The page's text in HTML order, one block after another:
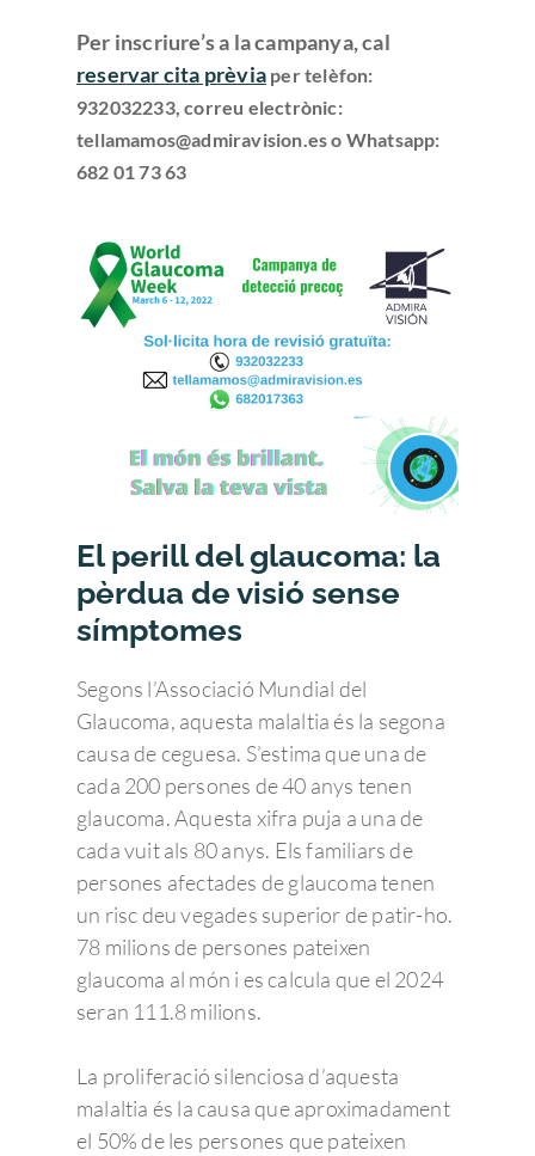
Per inscriure’s a la campanya, cal
reservar cita prèvia per telèfon:
932032233, correu electrònic:
tellamamos@admiravision.es o Whatsapp:
682 01 73 63
El perill del glaucoma: la
pèrdua de visió sense
símptomes
Segons l’Associació Mundial del
Glaucoma, aquesta malaltia és la segona
causa de ceguesa. S’estima que una de
cada 200 persones de 40 anys tenen
glaucoma. Aquesta xifra puja a una de
cada vuit als 80 anys. Els familiars de
persones afectades de glaucoma tenen
un risc deu vegades superior de patir-ho.
78 milions de persones pateixen
glaucoma al món i es calcula que el 2024
seran 111.8 milions.
La proliferació silenciosa d’aquesta
malaltia és la causa que aproximadament
el 50% de les persones que pateixen